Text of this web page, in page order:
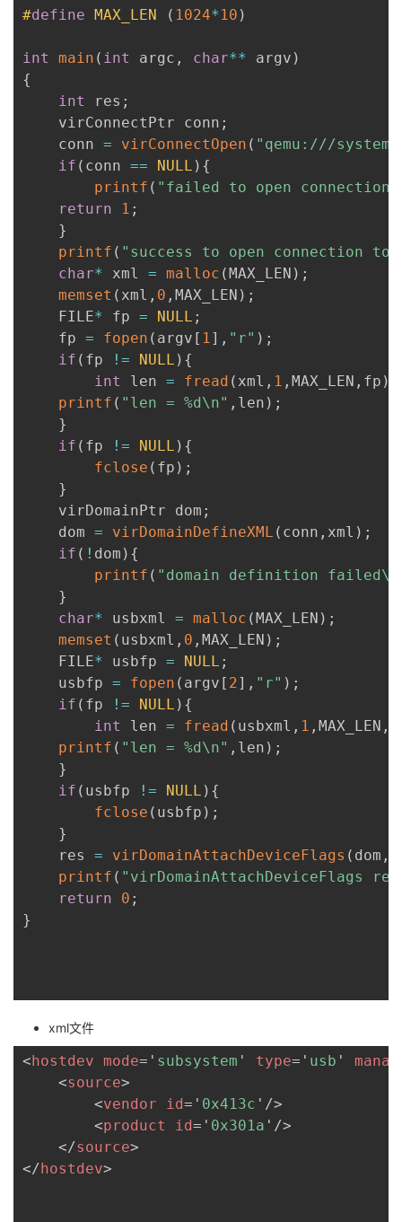
#define MAX_LEN ( 1024* 10 )
int main ( int argc , char** argv )
{
int
res ;
    virConnectPtr conn
;
    conn
= virConnectOpen ( "qemu:///system"
if ( conn == NULL ) {
printf ( "failed to open connection
return
1 ;
}
printf ( "success to open connection to
char* xml = malloc (MAX_LEN ) ;
memset ( xml , 0 , MAX_LEN ) ;
    FILE
* fp = NULL ;
    fp
= fopen ( argv [ 1] , "r" ) ;
if ( fp != NULL ) {
int
len = fread ( xml , 1 , MAX_LEN , fp )
printf ( "len = %d\n" , len ) ;
}
if ( fp != NULL ) {
fclose ( fp ) ;
}
    virDomainPtr dom
;
    dom
= virDomainDefineXML ( conn , xml ) ;
if ( ! dom ) {
printf ( "domain definition
}
char* usbxml = malloc (MAX_LEN ) ;
memset ( usbxml , 0 , MAX_LEN ) ;
    FILE
* usbfp = NULL ;
    usbfp
= fopen ( argv [ 2] , "r" ) ;
if ( fp != NULL ) {
int
len = fread ( usbxml , 1 , MAX_LEN ,
printf ( "len = %d\n" , len ) ;
}
if ( usbfp != NULL ) {
fclose ( usbfp ) ;
}
    res
= virDomainAttachDeviceFlags ( dom ,
printf ( "virDomainAttachDeviceFlags
return
0 ;
}
xml文件
<hostdev mode= ' subsystem ' type= ' usb '
<source>
<vendor id= ' 0x413c ' />
<product id= ' 0x301a ' />
</source>
</hostdev>